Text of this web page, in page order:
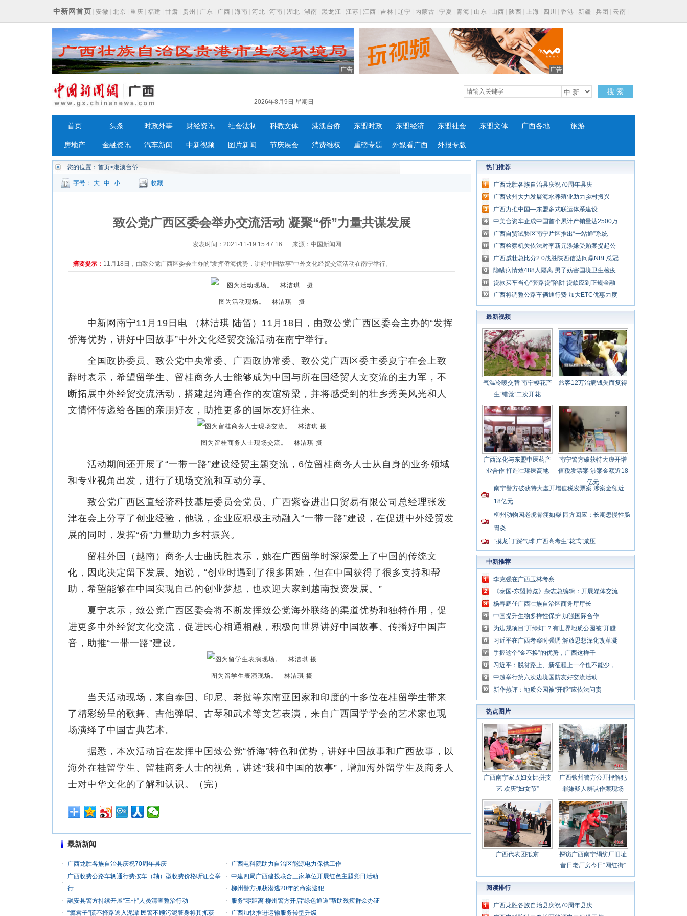
中新网首页 安徽 北京 重庆 福建 甘肃 贵州 广东 广西 海南 河北 河南 湖北 湖南 黑龙江 江苏 江西 吉林 辽宁 内蒙古 宁夏 青海 山东 山西 陕西 上海 四川 香港 新疆 兵团 云南
广告 广告
2026年8月9日 星期日
搜 索
首页 头条 时政外事 财经资讯 社会法制 科教文体 港澳台侨 东盟时政 东盟经济 东盟社会 东盟文体 广西各地 旅游
房地产 金融资讯 汽车新闻 中新视频 图片新闻 节庆展会 消费维权 重磅专题 外媒看广西 外报专版
您的位置： 首页>港澳台侨
字号： 大 中 小 收藏
致公党广西区委会举办交流活动 凝聚“侨”力量共谋发展
发表时间：2021-11-19 15:47:16 来源：中国新闻网
摘要提示： 11月18日，由致公党广西区委会主办的“发挥侨海优势，讲好中国故事”中外文化经贸交流活动在南宁举行。
图为活动现场。 林洁琪 摄
中新网南宁11月19日电 （林洁琪 陆笛）11月18日，由致公党广西区委会主办的“发挥
侨海优势，讲好中国故事”中外文化经贸交流活动在南宁举行。
全国政协委员、致公党中央常委、广西政协常委、致公党广西区委主委夏宁在会上致
辞时表示，希望留学生、留桂商务人士能够成为中国与所在国经贸人文交流的主力军，不
断拓展中外经贸交流活动，搭建起沟通合作的友谊桥梁，并将感受到的壮乡秀美风光和人
文情怀传递给各国的亲朋好友，助推更多的国际友好往来。
图为留桂商务人士现场交流。 林洁琪 摄
活动期间还开展了“一带一路”建设经贸主题交流，6位留桂商务人士从自身的业务领域
和专业视角出发，进行了现场交流和互动分享。
致公党广西区直经济科技基层委员会党员、广西紫睿进出口贸易有限公司总经理张发
津在会上分享了创业经验，他说，企业应积极主动融入“一带一路”建设，在促进中外经贸发
展的同时，发挥“侨”力量助力乡村振兴。
留桂外国（越南）商务人士曲氏胜表示，她在广西留学时深深爱上了中国的传统文
化，因此决定留下发展。她说，“创业时遇到了很多困难，但在中国获得了很多支持和帮
助，希望能够在中国实现自己的创业梦想，也欢迎大家到越南投资发展。”
夏宁表示，致公党广西区委会将不断发挥致公党海外联络的渠道优势和独特作用，促
进更多中外经贸文化交流，促进民心相通相融，积极向世界讲好中国故事、传播好中国声
音，助推“一带一路”建设。
图为留学生表演现场。 林洁琪 摄
当天活动现场，来自泰国、印尼、老挝等东南亚国家和印度的十多位在桂留学生带来
了精彩纷呈的歌舞、吉他弹唱、古琴和武术等文艺表演，来自广西国学学会的艺术家也现
场演绎了中国古典艺术。
据悉，本次活动旨在发挥中国致公党“侨海”特色和优势，讲好中国故事和广西故事，以
海外在桂留学生、留桂商务人士的视角，讲述“我和中国的故事”，增加海外留学生及商务人
士对中华文化的了解和认识。（完）
最新新闻
广西龙胜各族自治县庆祝70周年县庆
广西电科院助力自治区能源电力保供工作
广西收费公路车辆通行费按车（轴）型收费价格听证会举
行
中建四局广西建投联合三家单位开展红色主题党日活动
柳州警方抓获潜逃20年的命案逃犯
融安县警方持续开展“三非”人员清查整治行动
服务“零距离 柳州警方开启“绿色通道”帮助残疾群众办证
“瘾君子”慌不择路逃入泥潭 民警不顾污泥脏身将其抓获
广西加快推进运输服务转型升级
热门推荐
广西龙胜各族自治县庆祝70周年县庆
广西钦州大力发展海水养殖业助力乡村振兴
广西力推中国—东盟多式联运体系建设
中美合资车企成中国首个累计产销量达2500万
辆的单一车企
广西自贸试验区南宁片区推出“一站通”系统
广西检察机关依法对李新元涉嫌受贿案提起公
诉
广西威壮总比分2:0战胜陕西信达问鼎NBL总冠
军
隐瞒病情致488人隔离 男子妨害国境卫生检疫
获刑
贷款买车当心“套路贷”陷阱 贷款应到正规金融
机构
广西将调整公路车辆通行费 加大ETC优惠力度
最新视频
气温冷暖交替 南宁樱花产
生“错觉”二次开花
旅客12万治病钱失而复得
广西深化与东盟中医药产
业合作 打造壮瑶医高地
南宁警方破获特大虚开增
值税发票案 涉案金额近18
亿元
南宁警方破获特大虚开增值税发票案 涉案金额近
18亿元
柳州动物园老虎骨瘦如柴 园方回应：长期患慢性肠
胃炎
“摸龙门”踩气球 广西高考生“花式”减压
中新推荐
李克强在广西玉林考察
《泰国-东盟博览》杂志总编辑：开展媒体交流
讲好中国与东盟合作故事
杨春庭任广西壮族自治区商务厅厅长
中国提升生物多样性保护 加强国际合作
为违规项目“开绿灯”？有世界地质公园被“开膛
破肚”
习近平在广西考察时强调 解放思想深化改革凝
心聚力担当实干 建设新时代中国特色社会主义
壮美
手握这个“金不换”的优势，广西这样干
习近平：脱贫路上、新征程上一个也不能少，
中国共产党说话算数
中越举行第六次边境国防友好交流活动
新华热评：地质公园被“开膛”应依法问责
热点图片
广西南宁家政妇女比拼技
艺 欢庆“妇女节”
广西钦州警方公开押解犯
罪嫌疑人辨认作案现场
广西代表团抵京
探访广西南宁绢纺厂旧址
昔日老厂房今日“网红街”
阅读排行
广西龙胜各族自治县庆祝70周年县庆